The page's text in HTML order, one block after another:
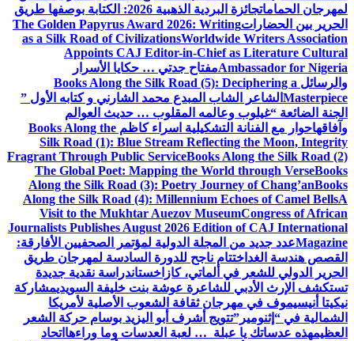
لمهرجان الحمامات
جائزة البردية الذهبية 2026: الكتابة بوصفها طريق
الحرير بين الحضاراتThe Golden Papyrus Award 2026: Writing
as a Silk Road of CivilizationsWorldwide Writers Association
Appoints CAJ Editor-in-Chief as Literature Cultural
Ambassador for Nigeriaمفتاح جدتي … حكايا الأسرار
والرسائل Books Along the Silk Road (5): Deciphering a
Masterpiece الشاعر الشاب المبدع محمد الشارني و كتابه الأول ”
الجنة الضائعة “غيلوب وعالمه المقلوب … حديث العوالم
وآفاقهاحوار مع الفنانة التشكيلية اسراء كاظم Books Along the
Silk Road (1): Blue Stream Reflecting the Moon, Integrity
Fragrant Through Public ServiceBooks Along the Silk Road (2)
The Global Poet: Mapping the World through VerseBooks
Along the Silk Road (3): Poetry Journey of Chang’anBooks
Along the Silk Road (4): Millennium Echoes of Camel BellsA
Visit to the Mukhtar Auezov MuseumCongress of African
Journalists Publishes August 2026 Edition of CAJ International
Magazineعدد جديد من المجلة الدولية لمؤتمر الصحفيين الأفارقة:
القصص هندسة الغد اختتام ناجح للدورة السادسة لمهرجان طريق
الحرير الدولي للشعر في ألماتي، كازاخستاندراسة نقدية جديدة
تستكشف الإرث الأدبي للشاعرة عوشة بنت خليفة السويديمشاركة
نيكيتا أنيسيموف في مهرجان ثقافة الشعوب الأصلية لأمريكا
الشمالية في “إثنومير”تتويج أشرف أبو اليزيد بوسام حركة الشعر
العظيمهذه عدساتك يا عبلة … لعبة العدسات وما وراءها اتحاد